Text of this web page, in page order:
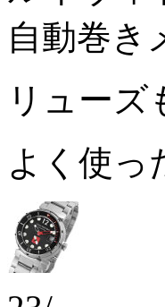
自動巻き
リュー
よく使っ